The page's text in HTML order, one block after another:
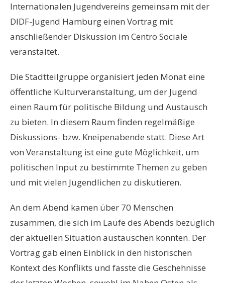
Internationalen Jugendvereins gemeinsam mit der
DIDF-Jugend Hamburg einen Vortrag mit
anschließender Diskussion im Centro Sociale
veranstaltet.
Die Stadtteilgruppe organisiert jeden Monat eine
öffentliche Kulturveranstaltung, um der Jugend
einen Raum für politische Bildung und Austausch
zu bieten. In diesem Raum finden regelmäßige
Diskussions- bzw. Kneipenabende statt. Diese Art
von Veranstaltung ist eine gute Möglichkeit, um
politischen Input zu bestimmte Themen zu geben
und mit vielen Jugendlichen zu diskutieren.
An dem Abend kamen über 70 Menschen
zusammen, die sich im Laufe des Abends bezüglich
der aktuellen Situation austauschen konnten. Der
Vortrag gab einen Einblick in den historischen
Kontext des Konflikts und fasste die Geschehnisse